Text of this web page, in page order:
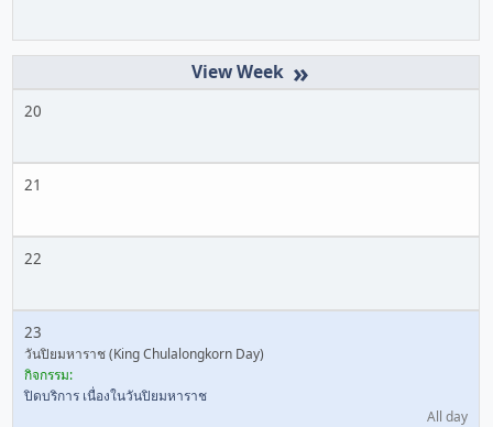
»
20
21
22
23
วันปิยมหาราช (King Chulalongkorn Day)
กิจกรรม:
ปิดบริการ เนื่องในวันปิยมหาราช
All day